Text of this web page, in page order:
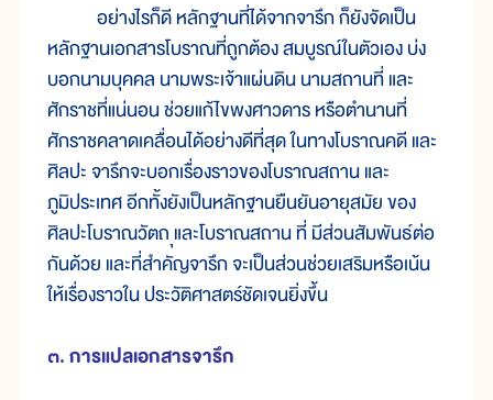
อย่างไรก็ดี หลักฐานที่ได้จากจารึก ก็ยังจัดเป็น
หลักฐานเอกสารโบราณที่ถูกต้อง สมบูรณ์ในตัวเอง บ่ง
บอกนามบุคคล นามพระเจ้าแผ่นดิน นามสถานที่ และ
ศักราชที่แน่นอน ช่วยแก้ไขพงศาวดาร หรือตำนานที่
ศักราชคลาดเคลื่อนได้อย่างดีที่สุด ในทางโบราณคดี และ
ศิลปะ จารึกจะบอกเรื่องราวของโบราณสถาน และ
ภูมิประเทศ อีกทั้งยังเป็นหลักฐานยืนยันอายุสมัย ของ
ศิลปะโบราณวัตถ ุและโบราณสถาน ที่ มีส่วนสัมพันธ์ต่อ
กันด้วย และที่สำคัญจารึก จะเป็นส่วนช่วยเสริมหรือเน้น
ให้เรื่องราวใน ประวัติศาสตร์ชัดเจนยิ่งขึ้น
๓. การแปลเอกสารจารึก